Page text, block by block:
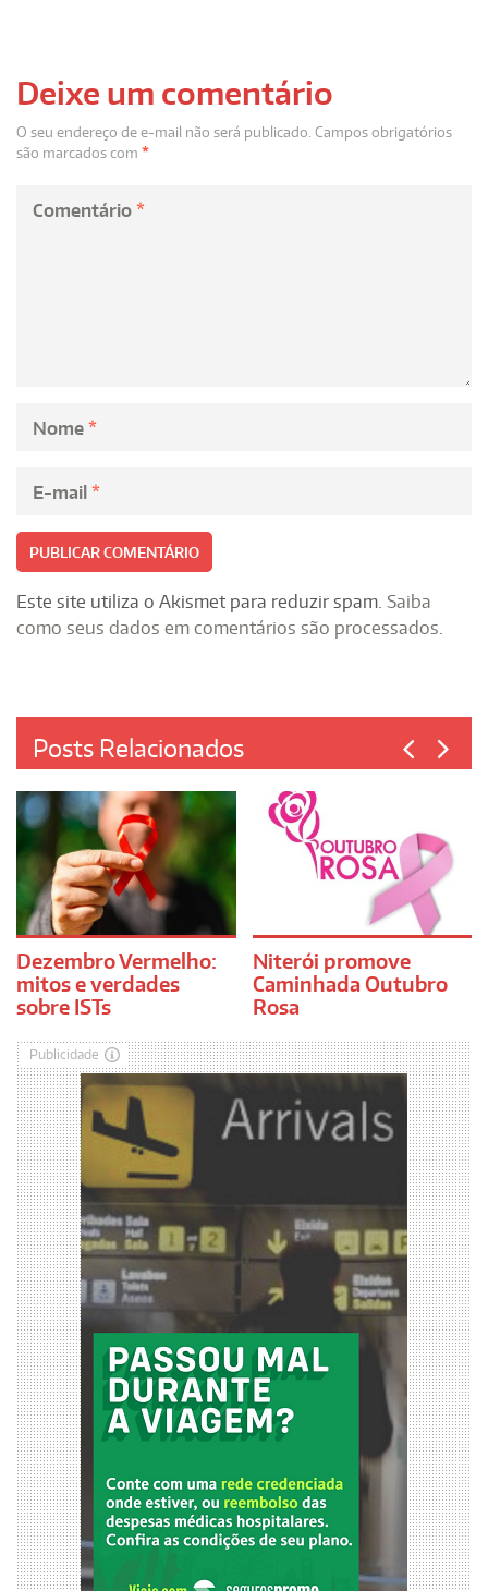
Deixe um comentário
O seu endereço de e-mail não será publicado. Campos obrigatórios
são marcados com *
Comentário *
Nome *
E-mail *
Este site utiliza o Akismet para reduzir spam. Saiba
como seus dados em comentários são processados
Posts Relacionados
Dezembro Vermelho:
mitos e verdades
sobre ISTs
Niterói promove
Caminhada Outubro
Rosa
Publicidade